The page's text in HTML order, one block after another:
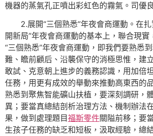
機器的蒸氣孔正噴出彩虹色的霧氣。司優
2.展開“三個熟悉”年夜會商運動。在
開新局”年夜會商運動的基本上，聯合現實
“三個熟悉”年夜會商運動，即我們要熟悉
難、瞻前顧后、沿襲保守的消極思惟，建
敢試、克意朝上進步的義務認識，用加倍
任務，用更有成效的舉動來推動高東西的
熟悉到聚焦智能礦山扶植，要深刻調研，
異；要當真總結剖析治理方法、機制辦法
果，做到處理題目福斯零件關隘前移；要
生孩子任務的缺乏和短板，汲取經驗，總